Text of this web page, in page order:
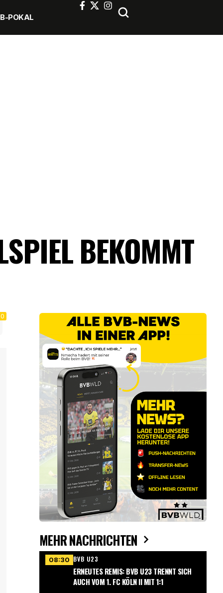
POKAL
BEKOMMT
0
MEHR NACHRICHTEN
08:30 BVB U23
ERNEUTES REMIS: BVB U23 TRENNT SICH
AUCH VOM 1. FC KÖLN II MIT 1:1